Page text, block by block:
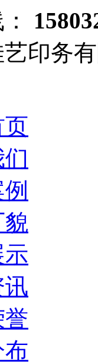
印务
页
貌
示
讯